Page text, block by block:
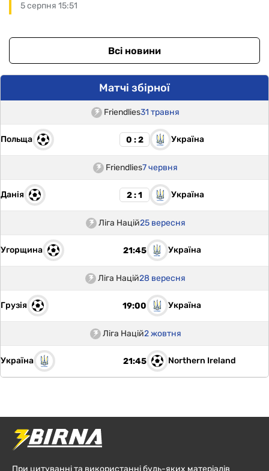
5 серпня 15:51
Всі новини
Матчі збірної
Friendlies31 травня
Польща 0 : 2 Україна
Friendlies7 червня
Данія 2 : 1 Україна
Ліга Націй25 вересня
Угорщина 21:45 Україна
Ліга Націй28 вересня
Грузія 19:00 Україна
Ліга Націй2 жовтня
Україна 21:45 Northern Ireland